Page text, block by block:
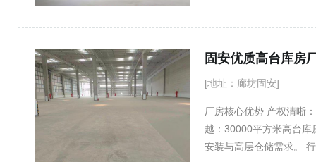
业态与园区保障： 欢迎
入，无后顾之忧。 可改
合理改造。 欢迎咨询！
约450平方米 功能分区
送、中央厨房、食品加
中小型商户优选 该单元
需设定) 配套常温库房：
【方案三】高标大型冷
空间，凭借其卓越的层
[地址：廊坊固安]
厂房核心优势 产权清晰
越：30000平方米高台库
安装与高层仓储需求。